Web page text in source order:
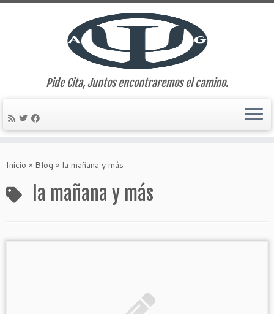
Pide Cita, Juntos encontraremos el camino.
Inicio » Blog » la mañana y más
la mañana y más